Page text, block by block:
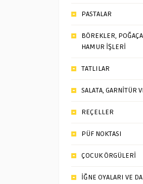
PASTALAR
BÖREKLER,
HAMUR İŞLERİ
TATLILAR
SALATA, GARNİTÜR
REÇELLER
PÜF NOKTASI
ÇOCUK ÖRGÜLERİ
İĞNE OYALARI VE